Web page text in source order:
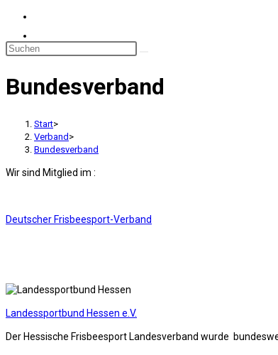
Bundesverband
Start>
Verband >
Bundesverband
Wir sind Mitglied im :
Deutscher Frisbeesport-Verband
Landessportbund Hessen e.V.
Der Hessische Frisbeesport Landesverband wurde